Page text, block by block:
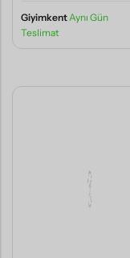
Giyimkent Aynı Gün
Teslimat